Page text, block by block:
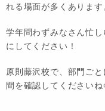
れる場面が多くあります
学年問わずみなさん忙
にしてください！
原則藤沢校で、部門ご
間を確認してくださいね